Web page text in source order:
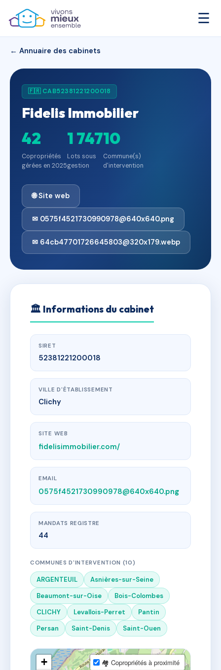
☰
← Annuaire des cabinets
🇫🇷 CAB52381221200018
Fidelis Immobilier
42
Copropriétés
gérées en 2025
1 747
Lots sous
gestion
10
Commune(s)
d'intervention
🌐 Site web
✉ 0575f4521730990978@640x640.png
✉ 64cb47701726645803@320x179.webp
🏛 Informations du cabinet
SIRET
52381221200018
VILLE D'ÉTABLISSEMENT
Clichy
SITE WEB
fidelisimmobilier.com/
EMAIL
0575f4521730990978@640x640.png
MANDATS REGISTRE
44
COMMUNES D'INTERVENTION (10)
ARGENTEUIL
Asnières-sur-Seine
Beaumont-sur-Oise
Bois-Colombes
CLICHY
Levallois-Perret
Pantin
Persan
Saint-Denis Saint-Ouen
+
🏘 Copropriétés à proximité